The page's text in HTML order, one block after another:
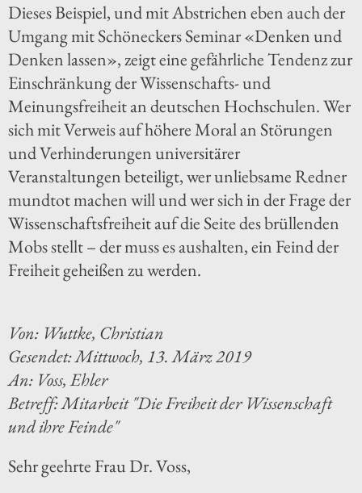
Dieses Beispiel, und mit Abstrichen eben auch der
Umgang mit Schöneckers Seminar «Denken und
Denken lassen», zeigt eine gefährliche Tendenz zur
Einschränkung der Wissenschafts- und
Meinungsfreiheit an deutschen Hochschulen. Wer
sich mit Verweis auf höhere Moral an Störungen
und Verhinderungen universitärer
Veranstaltungen beteiligt, wer unliebsame Redner
mundtot machen will und wer sich in der Frage der
Wissenschaftsfreiheit auf die Seite des brüllenden
Mobs stellt – der muss es aushalten, ein Feind der
Freiheit geheißen zu werden.
Von: Wuttke, Christian
Gesendet: Mittwoch, 13. März 2019
An: Voss, Ehler
Betreff: Mitarbeit "Die Freiheit der Wissenschaft
und ihre Feinde"
Sehr geehrte Frau Dr. Voss,